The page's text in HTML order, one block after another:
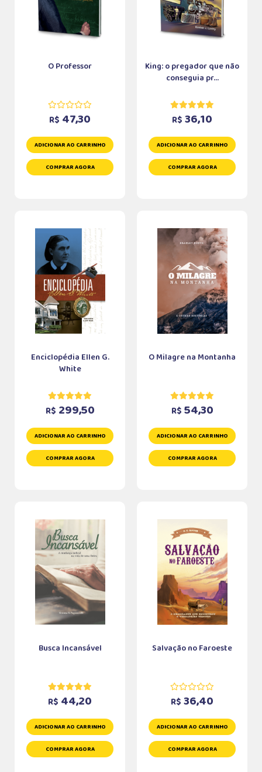
O Professor
R$ 47,30
ADICIONAR AO CARRINHO
COMPRAR AGORA
King: o pregador que não
conseguia pr...
R$ 36,10
ADICIONAR AO CARRINHO
COMPRAR AGORA
Enciclopédia Ellen G.
White
R$ 299,50
ADICIONAR AO CARRINHO
COMPRAR AGORA
O Milagre na Montanha
R$ 54,30
ADICIONAR AO CARRINHO
COMPRAR AGORA
Busca Incansável
R$ 44,20
ADICIONAR AO CARRINHO
COMPRAR AGORA
Salvação no Faroeste
R$ 36,40
ADICIONAR AO CARRINHO
COMPRAR AGORA